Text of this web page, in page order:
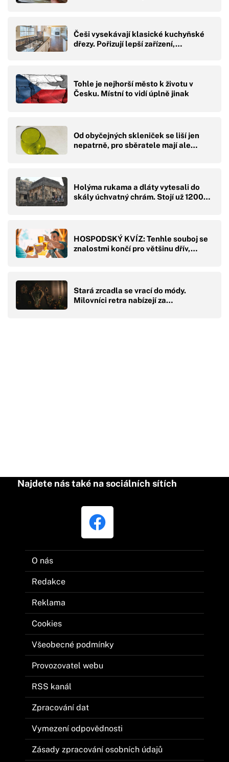
Češi vysekávají klasické kuchyňské
dřezy. Pořizují lepší zařízení,…
Tohle je nejhorší město k životu v
Česku. Místní to vidí úplně jinak
Od obyčejných skleniček se liší jen
nepatrně, pro sběratele mají ale…
Holýma rukama a dláty vytesali do
skály úchvatný chrám. Stojí už 1200…
HOSPODSKÝ KVÍZ: Tenhle souboj se
znalostmi končí pro většinu dřív,…
Stará zrcadla se vrací do módy.
Milovníci retra nabízejí za…
Najdete nás také na sociálních sítích
O nás
Redakce
Reklama
Cookies
Všeobecné podmínky
Provozovatel webu
RSS kanál
Zpracování dat
Vymezení odpovědnosti
Zásady zpracování osobních údajů